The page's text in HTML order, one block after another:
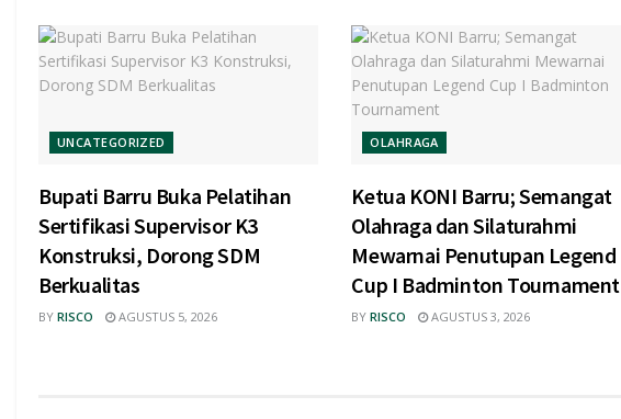
UNCATEGORIZED
Bupati Barru Buka Pelatihan
Sertifikasi Supervisor K3
Konstruksi, Dorong SDM
Berkualitas
BY RISCO AGUSTUS 5, 2026
OLAHRAGA
Ketua KONI Barru; Semangat
Olahraga dan Silaturahmi
Mewarnai Penutupan Legend
Cup I Badminton Tournament
BY RISCO AGUSTUS 3, 2026